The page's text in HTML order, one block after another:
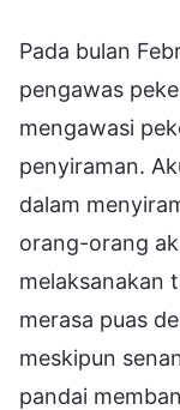
Pada bulan
pengawas
mengawasi
penyiraman.
dalam
orang-orang
melaksanakan
merasa puas
meskipun
pandai